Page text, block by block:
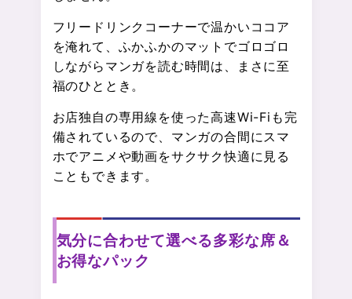
フリードリンクコーナーで温かいココア
を淹れて、ふかふかのマットでゴロゴロ
しながらマンガを読む時間は、まさに至
福のひととき。
お店独自の専用線を使った高速Wi-Fiも完
備されているので、マンガの合間にスマ
ホでアニメや動画をサクサク快適に見る
こともできます。
気分に合わせて選べる多彩な席＆
お得なパック